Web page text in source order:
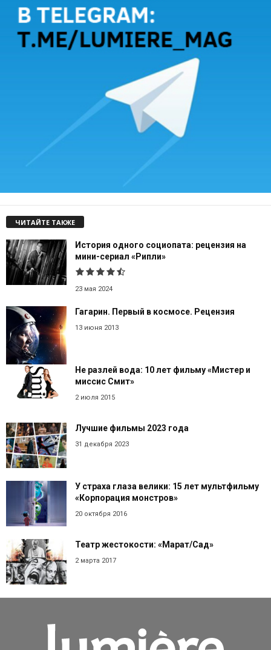
ЧИТАЙТЕ ТАКЖЕ
История одного социопата: рецензия на
мини-сериал «Рипли»
23 мая 2024
Гагарин. Первый в космосе. Рецензия
13 июня 2013
Не разлей вода: 10 лет фильму «Мистер и
миссис Смит»
2 июля 2015
Лучшие фильмы 2023 года
31 декабря 2023
У страха глаза велики: 15 лет мультфильму
«Корпорация монстров»
20 октября 2016
Театр жестокости: «Марат/Сад»
2 марта 2017